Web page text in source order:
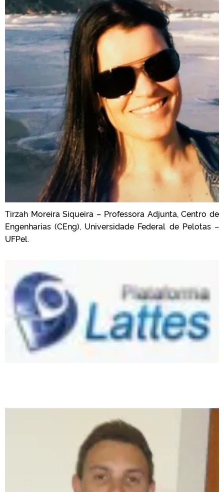
Tirzah Moreira Siqueira – Professora Adjunta, Centro de
Engenharias (CEng), Universidade Federal de Pelotas –
UFPel.